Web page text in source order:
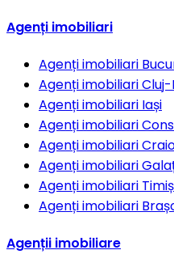
Agenți imobiliari
Agenți imobiliari
Agenți imobiliari
Agenți imobiliari Iași
Agenți imobiliari
Agenți imobiliari
Agenți imobiliari
Agenți imobiliari
Agenți imobiliari
Agenții imobiliare